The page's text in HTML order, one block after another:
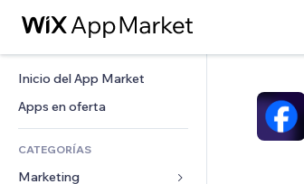
Inicio del App Market
Apps en oferta
CATEGORÍAS
Marketing